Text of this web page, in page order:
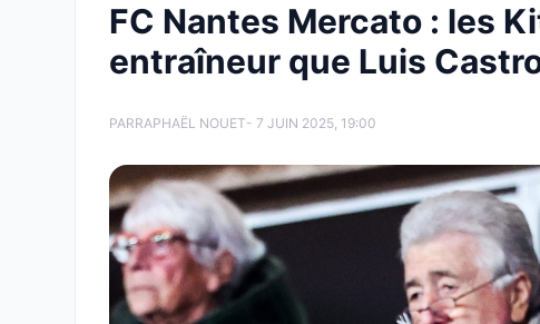
FC Nantes Mercato : les
entraîneur que Luis
PARRAPHAËL NOUET- 7 JUIN 2025, 19:00